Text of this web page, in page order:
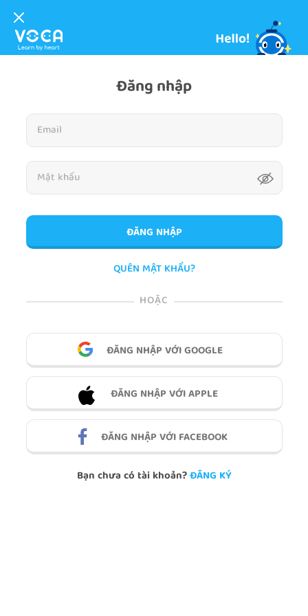
Đăng nhập
ĐĂNG NHẬP
QUÊN MẬT KHẨU?
HOẶC
ĐĂNG NHẬP VỚI GOOGLE
ĐĂNG NHẬP VỚI APPLE
ĐĂNG NHẬP VỚI FACEBOOK
Bạn chưa có tài khoản?ĐĂNG KÝ